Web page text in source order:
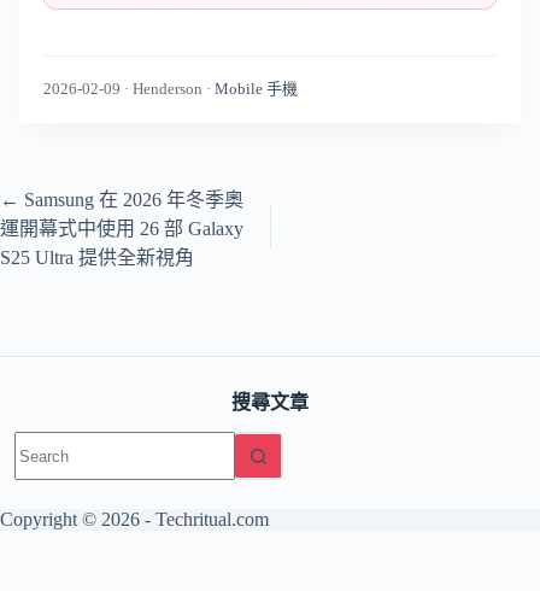
2026-02-09 · Henderson · Mobile 手機
← Samsung 在 2026 年冬季奧
運開幕式中使用 26 部 Galaxy
S25 Ultra 提供全新視角
搜尋文章
results
Copyright © 2026 - Techritual.com